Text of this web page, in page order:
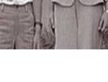
بطوطة عند تخوم سيبيريا!
27, 2024
نتنياهو !